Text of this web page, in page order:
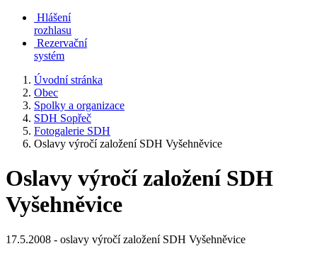
Hlášení
rozhlasu
Rezervační
systém
Úvodní stránka
Obec
Spolky a organizace
SDH Sopřeč
Fotogalerie SDH
Oslavy výročí založení SDH Vyšehněvice
Oslavy výročí založení SDH
Vyšehněvice
17.5.2008 - oslavy výročí založení SDH Vyšehněvice